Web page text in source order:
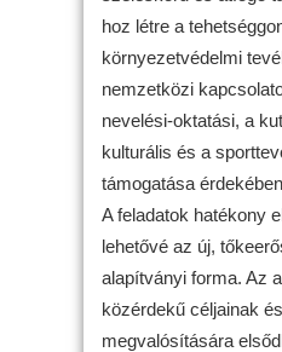
hoz létre a
környezetvédelmi
nemzetközi
nevelési-oktatási, a
kulturális és a
támogatása
A feladatok hatékony
lehetővé az új,
alapítványi forma. Az
közérdekű céljainak
megvalósítására